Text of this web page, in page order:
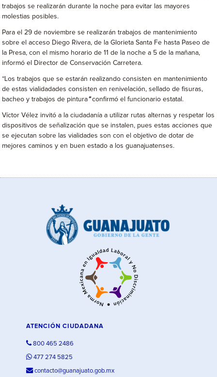
trabajos se realizarán durante la noche para evitar las mayores
molestias posibles.
Para el 29 de noviembre se realizarán trabajos de mantenimiento
sobre el acceso Diego Rivera, de la Glorieta Santa Fe hasta Paseo de
la Presa, con el mismo horario de 11 de la noche a 5 de la mañana,
informó el Director de Conservación Carretera.
“Los trabajos que se estarán realizando consisten en mantenimiento
de estas vialidadades consisten en renivelación, sellado de fisuras,
bacheo y trabajos de pintura”confirmó el funcionario estatal.
Víctor Vélez invitó a la ciudadanía a utilizar rutas alternas y respetar los
dispositivos de señalización que se instalen, pues estas acciones que
se ejecutan sobre las vialidades son con el objetivo de dotar de
mejores caminos y en buen estado a los guanajuatenses.
ATENCIÓN CIUDADANA
800 465 2486
477 274 5825
contacto@guanajuato.gob.mx